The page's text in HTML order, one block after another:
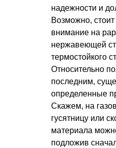
надежности и
Возможно, стоит
внимание на
нержавеющей
термостойкого
Относительно
последним,
определенные
Скажем, на
гусятницу или
материала
подложив